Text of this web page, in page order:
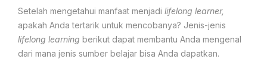
Setelah mengetahui manfaat menjadi lifelong learner,
apakah Anda tertarik untuk mencobanya? Jenis-jenis
lifelong learning berikut dapat membantu Anda mengenal
dari mana jenis sumber belajar bisa Anda dapatkan.